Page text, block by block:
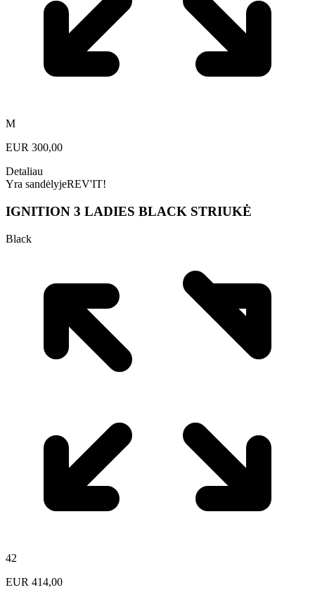
M
EUR 300,00
Detaliau
Yra sandėlyjeREV'IT!
IGNITION 3 LADIES BLACK STRIUKĖ
Black
42
EUR 414,00